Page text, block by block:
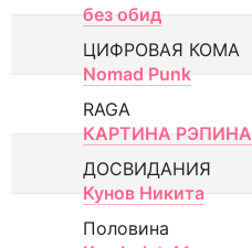
без обид
ЦИФРОВАЯ КОМА
Nomad Punk
RAGA
КАРТИНА РЭПИНА
ДОСВИДАНИЯ
Кунов Никита
Половина